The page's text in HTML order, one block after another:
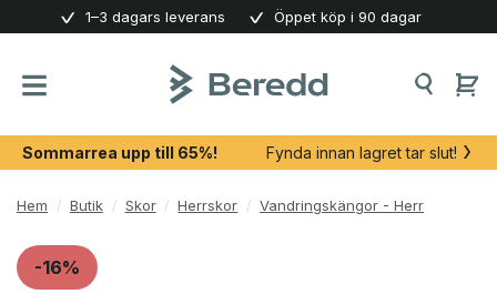
content
1–3 dagars leverans Öppet köp i 90 dagar
Sommarrea upp till 65%! Fynda innan lagret tar slut!
Hem / Butik / Skor / Herrskor / Vandringskängor - Herr
-16%